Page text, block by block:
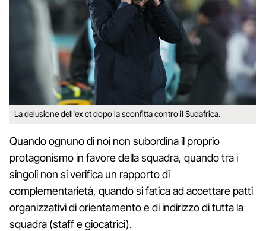
La delusione dell'ex ct dopo la sconfitta contro il Sudafrica.
Quando ognuno di noi non subordina il proprio
protagonismo in favore della squadra, quando tra i
singoli non si verifica un rapporto di
complementarietà, quando si fatica ad accettare patti
organizzativi di orientamento e di indirizzo di tutta la
squadra (staff e giocatrici).